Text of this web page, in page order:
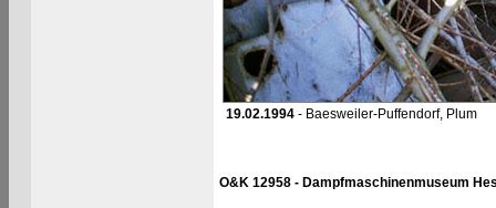
19.02.1994- Baesweiler-Puffendorf, Plum
O&K 12958 - Dampfmaschinenmuseum